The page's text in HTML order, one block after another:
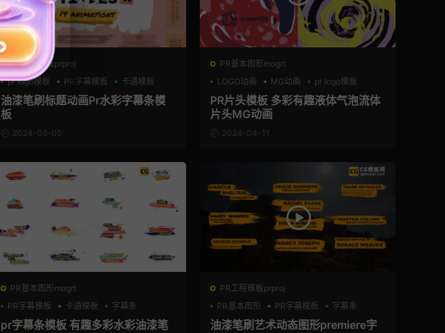
PR工程模板prproj
pr logo模板
PR字幕模板 卡通模板
油漆笔刷标题动画Pr水彩字幕条模
板
2024-05-05
PR基本图形mogrt
LOGO动画
MG动画 pr logo模板
PR片头模板 多彩有趣液体气泡流体
片头MG动画
2024-04-11
PR基本图形mogrt
PR字幕模板
卡通模板 字幕条
pr字幕条模板 有趣多彩水彩油漆笔
PR工程模板prproj
PR基本图形
PR字幕模板 字幕条
油漆笔刷艺术动态图形premiere字